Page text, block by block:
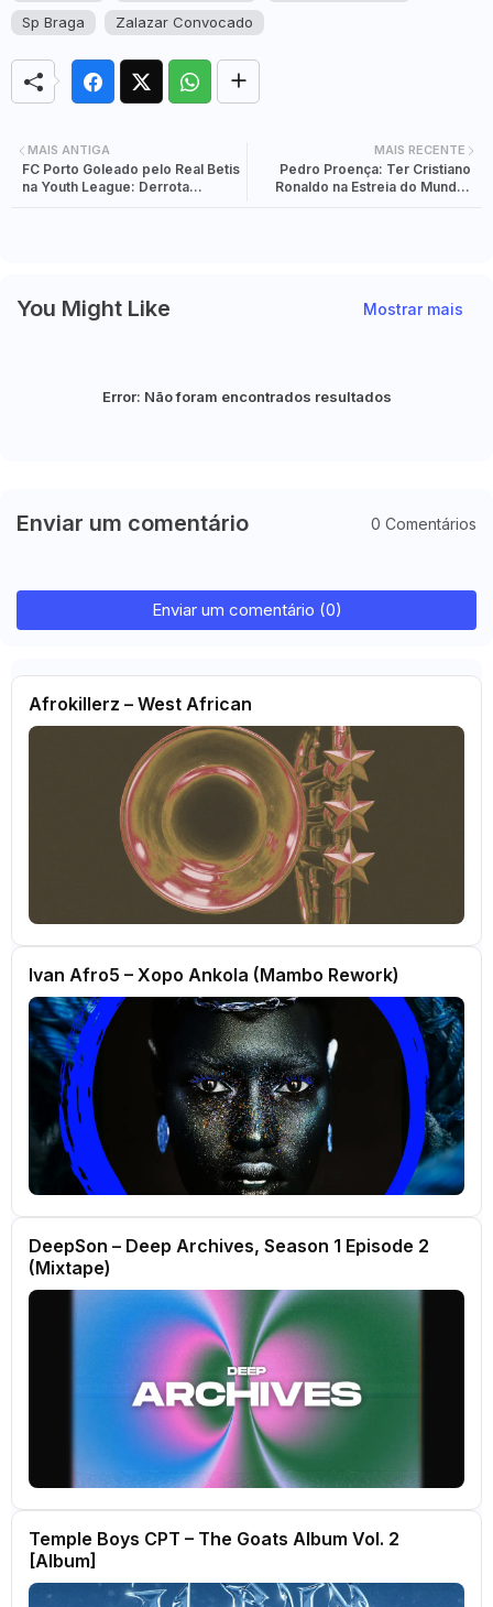
Sp Braga Zalazar Convocado
MAIS RECENTE
Pedro Proença: Ter Cristiano
Ronaldo na Estreia do Mundial
MAIS ANTIGA
FC Porto Goleado pelo Real Betis
na Youth League: Derrota
You Might Like Mostrar mais
Error: Não foram encontrados resultados
Enviar um comentário 0 Comentários
Enviar um comentário (0)
Afrokillerz – West African
Ivan Afro5 – Xopo Ankola (Mambo Rework)
DeepSon – Deep Archives, Season 1 Episode 2
(Mixtape)
Temple Boys CPT – The Goats Album Vol. 2
[Album]